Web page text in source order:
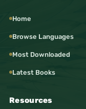
Home
Browse Languages
Most Downloaded
Latest Books
Resources